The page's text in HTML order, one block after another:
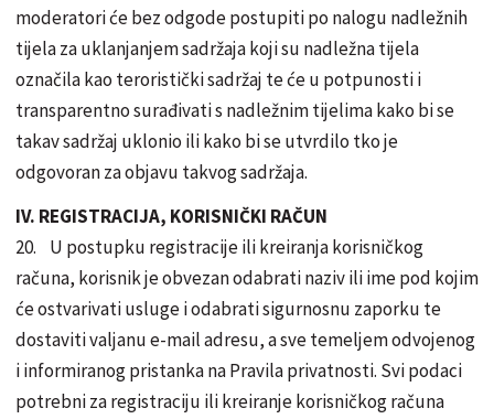
moderatori će bez odgode postupiti po nalogu nadležnih
tijela za uklanjanjem sadržaja koji su nadležna tijela
označila kao teroristički sadržaj te će u potpunosti i
transparentno surađivati s nadležnim tijelima kako bi se
takav sadržaj uklonio ili kako bi se utvrdilo tko je
odgovoran za objavu takvog sadržaja.
IV. REGISTRACIJA, KORISNIČKI RAČUN
20. U postupku registracije ili kreiranja korisničkog
računa, korisnik je obvezan odabrati naziv ili ime pod kojim
će ostvarivati usluge i odabrati sigurnosnu zaporku te
dostaviti valjanu e-mail adresu, a sve temeljem odvojenog
i informiranog pristanka na Pravila privatnosti. Svi podaci
potrebni za registraciju ili kreiranje korisničkog računa